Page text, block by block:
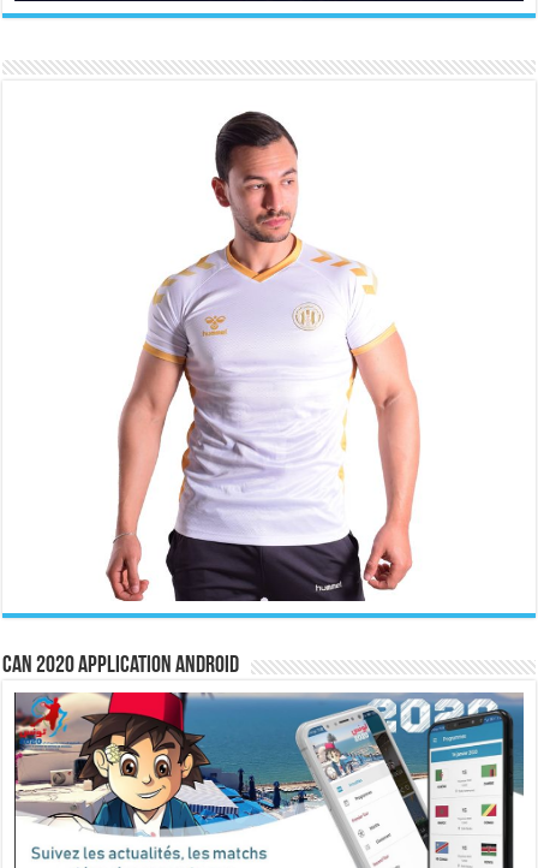
CAN 2020 Application Android